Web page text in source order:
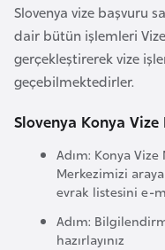
Slovenya vize başvuru
dair bütün işlemleri Vize
gerçekleştirerek vize
geçebilmektedirler.
Slovenya Konya Vize
Adım: Konya
Merkezimizi
evrak listesini e-
Adım:
hazırlayınız
B
e
i